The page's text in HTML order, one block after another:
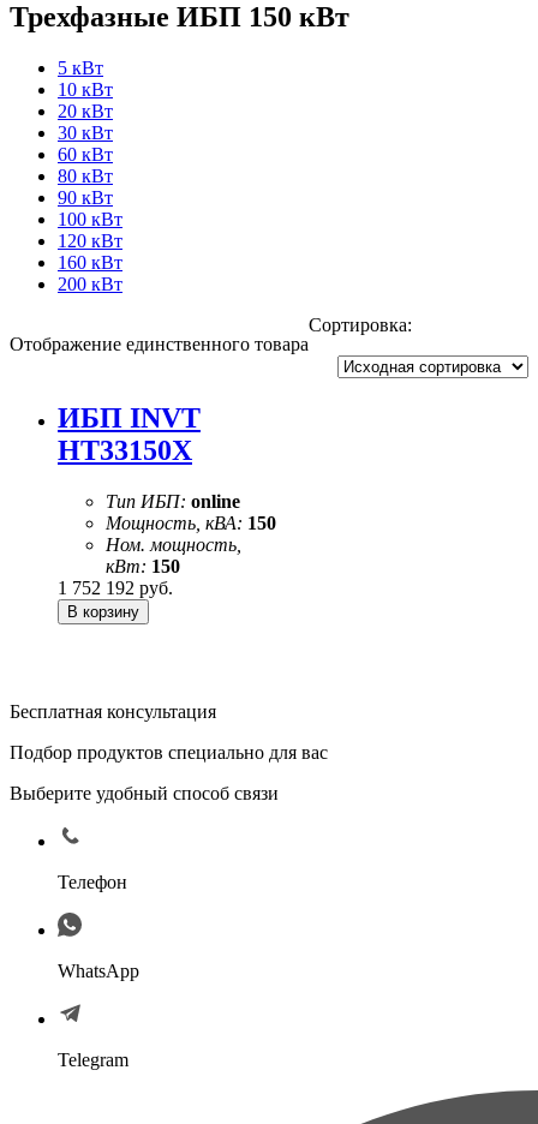
Трехфазные ИБП 150 кВт
5 кВт
10 кВт
20 кВт
30 кВт
60 кВт
80 кВт
90 кВт
100 кВт
120 кВт
160 кВт
200 кВт
Отображение единственного товара
Сортировка:
ИБП INVT
HT33150X
Тип ИБП: online
Мощность, кВА: 150
Ном. мощность,
кВт: 150
1 752 192 руб.
Бесплатная консультация
Подбор продуктов специально для вас
Выберите удобный способ связи
Телефон
WhatsApp
Telegram